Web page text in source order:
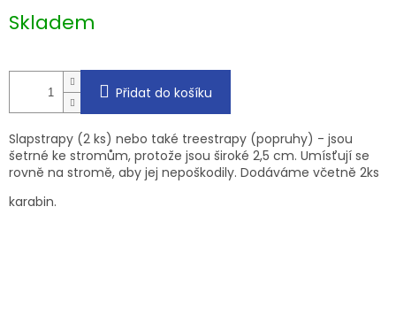
cena:
Skladem
Přidat do košíku
Slapstrapy (2 ks) nebo také treestrapy (popruhy) - jsou
šetrné ke stromům, protože jsou široké 2,5 cm. Umísťují se
rovně na stromě, aby jej nepoškodily. Dodáváme včetně 2ks
karabin.